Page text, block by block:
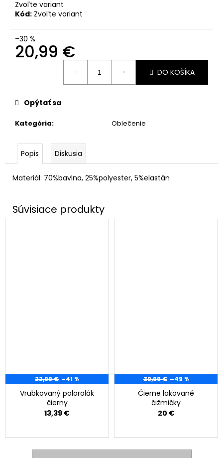
Zvoľte variant
Kód: Zvoľte variant
–30 %
20,99 €
DO KOŠÍKA
Kategória: Oblečenie
Opýtať sa
Popis Diskusia
Materiál: 70%bavlna, 25%polyester, 5%elastán
22,99 € –41 %
Vrubkovaný polorolák
čierny
13,39 €
39,99 € –49 %
Čierne lakované
čižmičky
20 €